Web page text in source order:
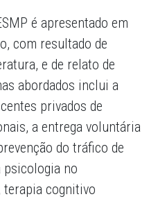
é apresentado em
com resultado de
e de relato de
abordados inclui a
privados de
a entrega voluntária
do tráfico de
psicologia no
cognitivo